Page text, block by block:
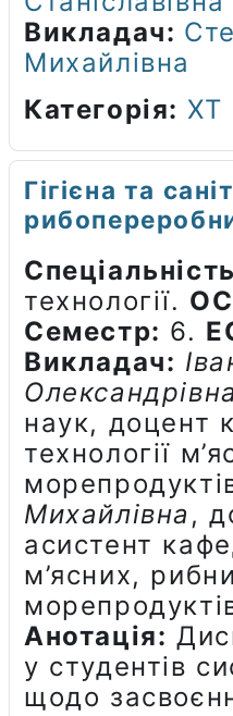
Викладач:
Михайлівна
Категорія: ХТ
Гігієна та
технології.
Семестр: 6.
Викладач:
Олександрівна
наук, доцент
технології
Михайлівна ,
асистент
м’ясних,
Анотація:
у студентів
щодо